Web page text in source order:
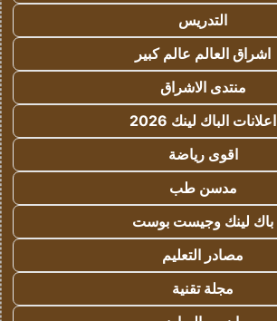
التدريس
اشراق العالم عالم كبير
منتدى الاشراق
اعلانات الباك لينك 2026
اقوى رياضة
مدسن طب
باك لينك وجيست بوست
مصادر التعليم
مجلة تقنية